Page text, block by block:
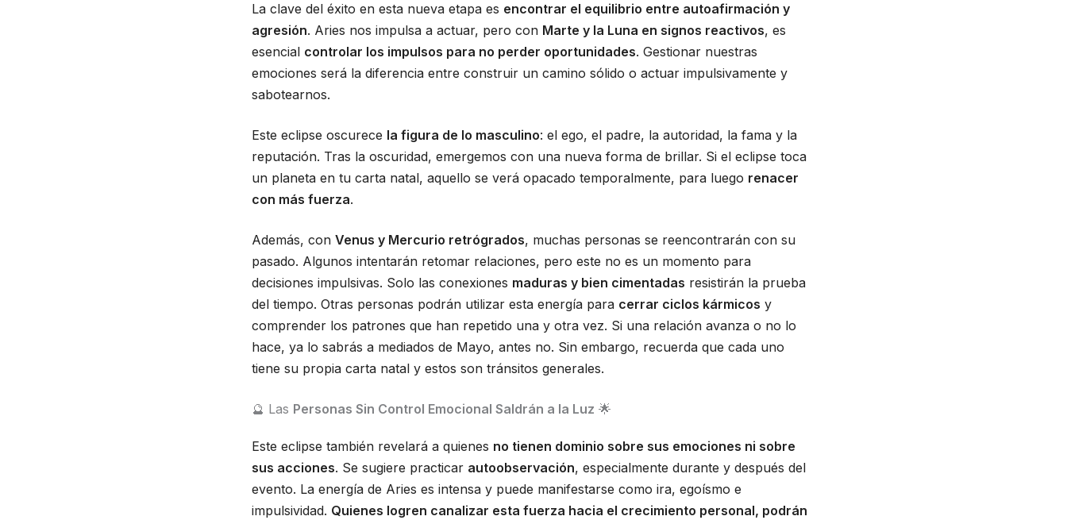
La clave del éxito en esta nueva etapa es encontrar el equilibrio entre autoafirmación y
agresión. Aries nos impulsa a actuar, pero con Marte y la Luna en signos reactivos, es
esencial controlar los impulsos para no perder oportunidades. Gestionar nuestras
emociones será la diferencia entre construir un camino sólido o actuar impulsivamente y
sabotearnos.
Este eclipse oscurece la figura de lo masculino: el ego, el padre, la autoridad, la fama y la
reputación. Tras la oscuridad, emergemos con una nueva forma de brillar. Si el eclipse toca
un planeta en tu carta natal, aquello se verá opacado temporalmente, para luego renacer
con más fuerza.
Además, con Venus y Mercurio retrógrados, muchas personas se reencontrarán con su
pasado. Algunos intentarán retomar relaciones, pero este no es un momento para
decisiones impulsivas. Solo las conexiones maduras y bien cimentadas resistirán la prueba
del tiempo. Otras personas podrán utilizar esta energía para cerrar ciclos kármicos y
comprender los patrones que han repetido una y otra vez. Si una relación avanza o no lo
hace, ya lo sabrás a mediados de Mayo, antes no. Sin embargo, recuerda que cada uno
tiene su propia carta natal y estos son tránsitos generales.
🔮 Las Personas Sin Control Emocional Saldrán a la Luz 🌟
Este eclipse también revelará a quienes no tienen dominio sobre sus emociones ni sobre
sus acciones. Se sugiere practicar autoobservación, especialmente durante y después del
evento. La energía de Aries es intensa y puede manifestarse como ira, egoísmo e
impulsividad. Quienes logren canalizar esta fuerza hacia el crecimiento personal, podrán